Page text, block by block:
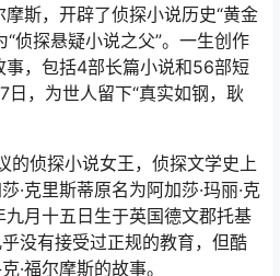
斯，开辟了侦探小说历史“黄金
“侦探悬疑小说之父”。一生创作
，包括4部长篇小说和56部短
，为世人留下“真实如钢，耿
的侦探小说女王，侦探文学史上
·克里斯蒂原名为阿加莎·玛丽·克
九月十五日生于英国德文郡托基
没有接受过正规的教育，但酷
·福尔摩斯的故事。